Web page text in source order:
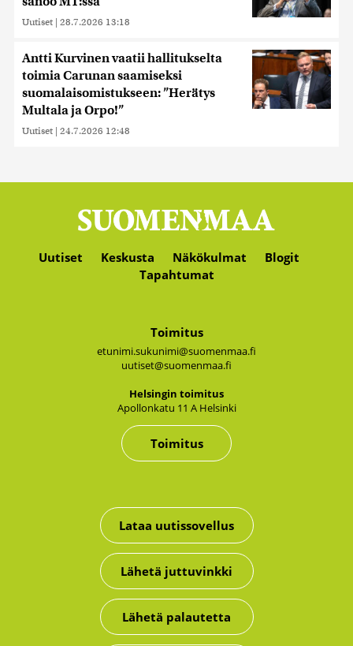
Uutiset | 28.7.2026 13:18
Antti Kurvinen vaatii hallitukselta
toimia Carunan saamiseksi
suomalaisomistukseen: ”Herätys
Multala ja Orpo!”
Uutiset | 24.7.2026 12:48
Uutiset Keskusta Näkökulmat
Blogit
Tapahtumat
Toimitus
etunimi.sukunimi@suomenmaa.fi
uutiset@suomenmaa.fi
Hel­sin­gin toi­mi­tus
Apol­lon­ka­tu 11 A Hel­sin­ki
Toimitus
Lataa uutissovellus
Lähetä juttuvinkki
Lähetä palautetta